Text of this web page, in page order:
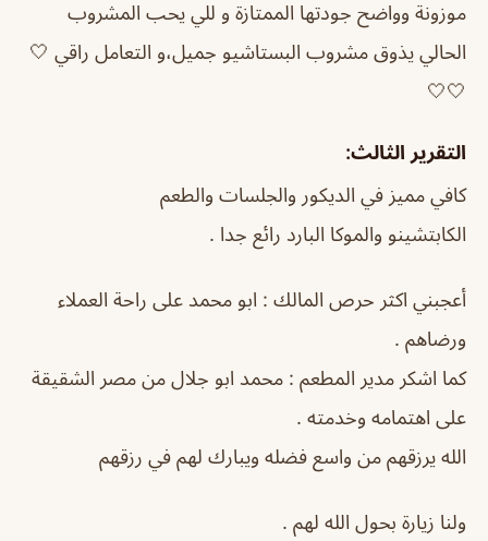
موزونة وواضح جودتها الممتازة و للي يحب المشروب
الحالي يذوق مشروب البستاشيو جميل،و التعامل راقي 🤍
🤍🤍
التقرير الثالث:
كافي مميز في الديكور والجلسات والطعم
الكابتشينو والموكا البارد رائع جدا .
أعجبني اكثر حرص المالك : ابو محمد على راحة العملاء
ورضاهم .
كما اشكر مدير المطعم : محمد ابو جلال من مصر الشقيقة
على اهتمامه وخدمته .
الله يرزقهم من واسع فضله ويبارك لهم في رزقهم
ولنا زيارة بحول الله لهم .